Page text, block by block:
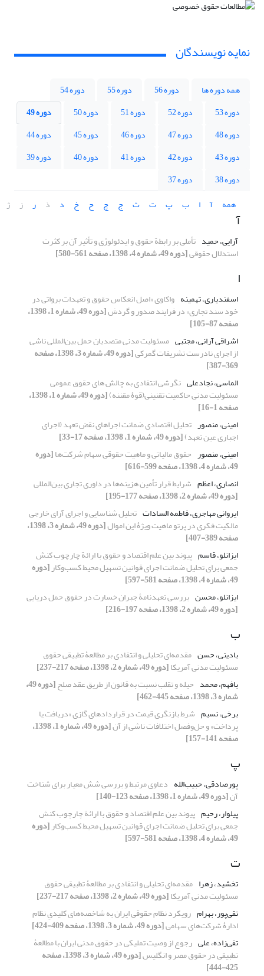
نمایه نویسندگان
همه دوره ها دوره 56 دوره 55
دوره 54
دوره 53
دوره 52 دوره 51 دوره 50
دوره 49
دوره 48
دوره 47 دوره 46 دوره 45
دوره 44
دوره 43
دوره 42 دوره 41 دوره 40
دوره 39
دوره 38
دوره 37
همه
آ ا ب پ ت ث ج چ ح خ د ذ ر ز ژ
آ
آرایی، حمید تأملی بر رابطة حقوق و ایدئولوژی و تأثیر آن بر کثرت
استدلال حقوقی[دوره 49، شماره 4، 1398، صفحه 561-580]
ا
اسفندیاری، تهمینه واکاوی «اصل انعکاس حقوق و تعهدات برواتی در
خود سند تجاری» در فرایند صدور و گردش [دوره 49، شماره 1، 1398،
صفحه 87-105]
اشراقی آرانی، مجتبی مسئولیت مدنی متصدیان حمل بین‌المللی ناشی
از اجرای نادرست تشریفات گمرکی [دوره 49، شماره 3، 1398، صفحه
369-387]
الماسی، نجادعلی نگرشی انتقادی به چالش های حقوق عمومی
مسئولیت مدنی حاکمیت تقنینی(قوۀ مقننه) [دوره 49، شماره 1، 1398،
صفحه 1-16]
امینی، منصور تحلیل اقتصادی ضمانت اجراهای نقض تعهد (اجرای
اجباری عین تعهد)[دوره 49، شماره 1، 1398، صفحه 17-33]
امینی، منصور حقوق مالیاتی و ماهیت حقوقی سهام شرکت‌ها[دوره
49، شماره 4، 1398، صفحه 599-616]
انصاری، اعظم شرایط قرار تأمین هزینه‌ها در داوری تجاری بین‌المللی
[دوره 49، شماره 2، 1398، صفحه 177-195]
ایروانی مهاجری، فاطمه السادات تحلیل شناسایی و اجرای آرای خارجی
مالکیت فکری در پرتو ماهیت ویژۀ این اموال [دوره 49، شماره 3، 1398،
صفحه 389-407]
ایزانلو، قاسم پیوند بین علم اقتصاد و حقوق با ارائة چارچوب کنش
جمعی برای تحلیل ضمانت اجرای قوانین تسهیل محیط کسب‌وکار[دوره
49، شماره 4، 1398، صفحه 581-597]
ایزانلو، محسن بررسی تعهدنامۀ جبران خسارت در حقوق حمل دریایی
[دوره 49، شماره 2، 1398، صفحه 197-216]
ب
بادینی، حسن مقدمه‌ای تحلیلی و انتقادی بر مطالعۀ تطبیقی حقوق
مسئولیت مدنی آمریکا[دوره 49، شماره 2، 1398، صفحه 217-237]
بافهم، محمد حیله و تقلب نسبت به قانون از طریق عقد صلح [دوره 49،
شماره 3، 1398، صفحه 445-462]
برخی، نسیم شرط بازنگری قیمت در قراردادهای گازی «دریافت یا
پرداخت» و حل‌وفصل اختلافات ناشی از آن [دوره 49، شماره 1، 1398،
صفحه 141-157]
پ
پورصادقی، حبیب‌الله دعاوی مرتبط و بررسی شش معیار برای شناخت
آن[دوره 49، شماره 1، 1398، صفحه 123-140]
پیلوار، رحیم پیوند بین علم اقتصاد و حقوق با ارائة چارچوب کنش
جمعی برای تحلیل ضمانت اجرای قوانین تسهیل محیط کسب‌وکار[دوره
49، شماره 4، 1398، صفحه 581-597]
ت
تخشید، زهرا مقدمه‌ای تحلیلی و انتقادی بر مطالعۀ تطبیقی حقوق
مسئولیت مدنی آمریکا[دوره 49، شماره 2، 1398، صفحه 217-237]
تقی‌پور، بهرام رویکرد نظام حقوقی ایران به شاخصه‌های کلیدیِ نظام
ادارۀ شرکت‌های سهامی[دوره 49، شماره 3، 1398، صفحه 409-424]
تقی‌زاده، علی رجوع از وصیت تملیکی در حقوق مدنی ایران با مطالعۀ
تطبیقی در حقوق مصر و انگلیس [دوره 49، شماره 3، 1398، صفحه
425-444]